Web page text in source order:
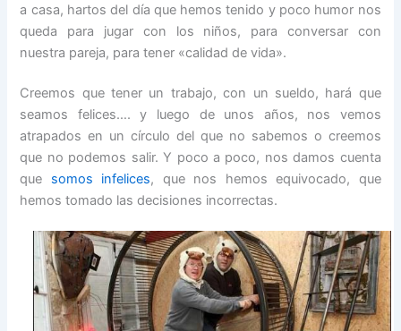
a casa, hartos del día que hemos tenido y poco humor nos
queda para jugar con los niños, para conversar con
nuestra pareja, para tener «calidad de vida».
Creemos que tener un trabajo, con un sueldo, hará que
seamos felices…. y luego de unos años, nos vemos
atrapados en un círculo del que no sabemos o creemos
que no podemos salir. Y poco a poco, nos damos cuenta
que somos infelices, que nos hemos equivocado, que
hemos tomado las decisiones incorrectas.